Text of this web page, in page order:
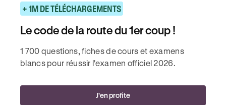
+ 1M DE TÉLÉCHARGEMENTS
Le code de la route du 1er coup !
1 700 questions, fiches de cours et examens
blancs pour réussir l'examen officiel 2026.
J'en profite